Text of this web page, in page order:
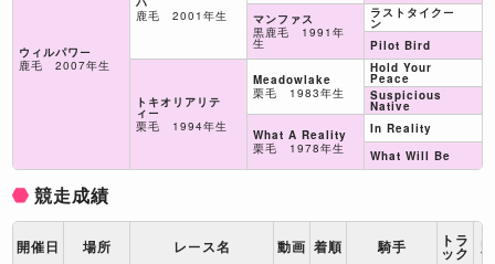
ウィルパワー
鹿毛 2007年生
鹿毛 2001年生
トキオリアリテ
ィー
栗毛 1994年生
マンファス
黒鹿毛 1991年
生
Meadowlake
栗毛 1983年生
What A Reality
栗毛 1978年生
ラストタイクー
ン
Pilot Bird
Hold Your
Peace
Suspicious
Native
In Reality
What Will Be
競走成績
開催日 場所 レース名 動画 着順 騎手 トラ
ック